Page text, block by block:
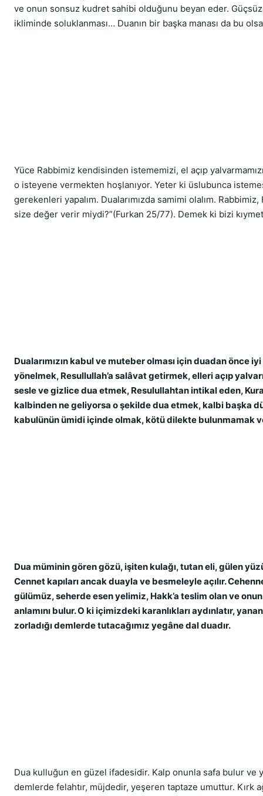
ve onun sonsuz kudret sahibi olduğunu beyan eder.
ikliminde soluklanması… Duanın bir başka manası da bu
Yüce Rabbimiz kendisinden istememizi, el açıp
o isteyene vermekten hoşlanıyor. Yeter ki üslubunca
gerekenleri yapalım. Dualarımızda samimi olalım.
size değer verir miydi?”(Furkan 25/77). Demek ki bizi
Dualarımızın kabul ve muteber olması için duadan önce
yönelmek, Resullullah’a salâvat getirmek, elleri açıp
sesle ve gizlice dua etmek, Resulullahtan intikal eden,
kalbinden ne geliyorsa o şekilde dua etmek, kalbi başka
kabulünün ümidi içinde olmak, kötü dilekte bulunmamak
Dua müminin gören gözü, işiten kulağı, tutan eli, gülen
Cennet kapıları ancak duayla ve besmeleyle açılır.
gülümüz, seherde esen yelimiz, Hakk’a teslim olan ve
anlamını bulur. O ki içimizdeki karanlıkları aydınlatır,
zorladığı demlerde tutacağımız yegâne dal duadır.
Dua kulluğun en güzel ifadesidir. Kalp onunla safa bulur ve
demlerde felahtır, müjdedir, yeşeren taptaze umuttur. Kırk